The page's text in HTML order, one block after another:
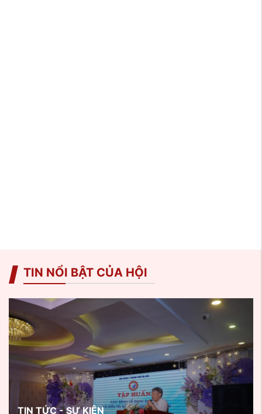
TIN NỔI BẬT CỦA HỘI
TIN TỨC - SỰ KIỆN